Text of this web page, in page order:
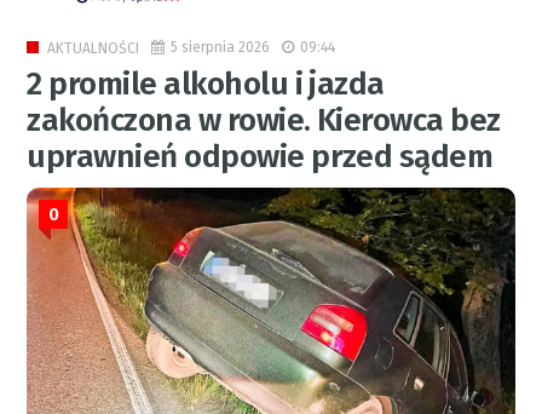
AKTUALNOŚCI 5 sierpnia 2026 09:44
2 promile alkoholu i jazda
zakończona w rowie. Kierowca bez
uprawnień odpowie przed sądem
0